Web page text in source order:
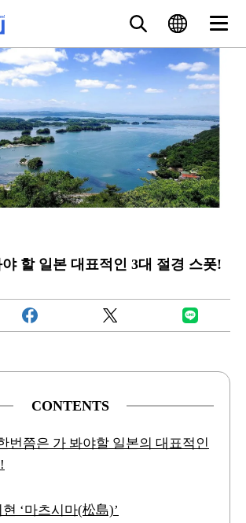
할 일본 대표적인 3대 절경 스폿!
CONTENTS
번쯤은 가 봐야할 일본의 대표적인
‘마츠시마(松島)’